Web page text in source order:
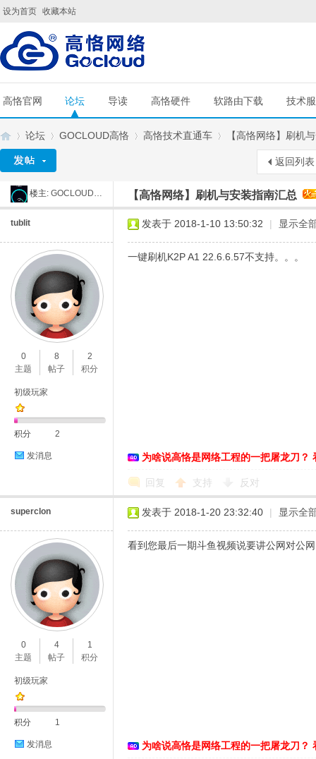
设为首页 收藏本站
高恪官网 论坛 导读 高恪硬件 软路由下载 技术
»
论坛
›
GOCLOUD高恪 高恪技术直通车
›
【高恪网络】刷机
返回列表
楼主: GOCLOUD小舒 【高恪网络】刷机与安装指南汇总
tublit
0
主题
8
帖子
2
积分
初级玩家
积分 2
发消息
发表于 2018-1-10 13:50:32 | 显示全
一键刷机K2P A1 22.6.6.57不支持。。。
为啥说高恪是网络工程的一把屠龙刀？
回复 支持 反对
superclon
0
主题
4
帖子
1
积分
初级玩家
积分 1
发消息
发表于 2018-1-20 23:32:40 | 显示全
看到您最后一期斗鱼视频说要讲公网对公
为啥说高恪是网络工程的一把屠龙刀？